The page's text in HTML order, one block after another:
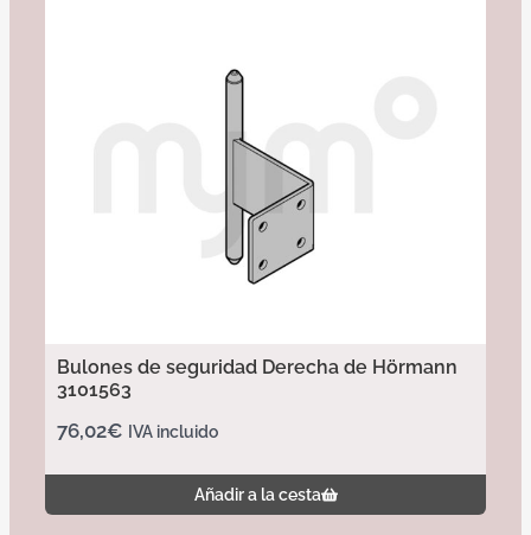
Bulones de seguridad Derecha de Hörmann
3101563
76,02€ IVA incluido
Añadir a la cesta